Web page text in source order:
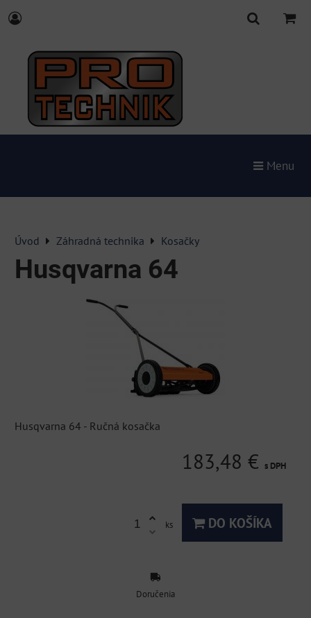
Menu
Úvod Záhradná technika Kosačky
Husqvarna 64
Husqvarna 64 - Ručná kosačka
183,48 € s DPH
ks DO KOŠÍKA
Doručenia